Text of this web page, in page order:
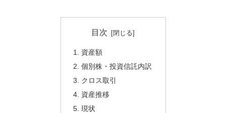
目次
資産額
個別株・投資信託内訳
クロス取引
資産推移
現状